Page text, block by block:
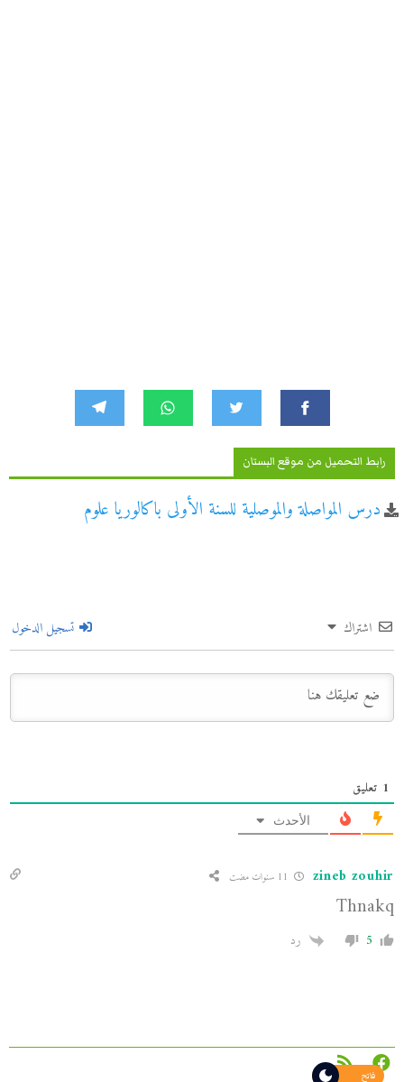
رابط التحميل من موقع البستان
درس المواصلة والموصلية للسنة الأولى باكالوريا علوم
اشتراك تسجيل الدخول
1 تعليق
الأحدث
zineb zouhir
Thnakq
5 رد
فاتح